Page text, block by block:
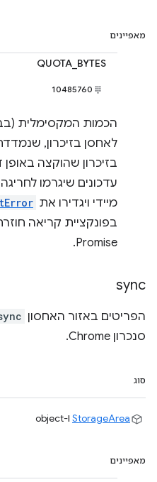
מאפיינים
QUOTA_BYTES
10485760
הכמות המקסימלית
לאחסן בזיכרון,
בזיכרון שהוקצה
עדכונים שיגרמו
מיידי ויגדירו את
בפונקציית קריאה
Promise.
sync
הפריטים באזור האחסון
סנכרון Chrome.
סוג
StorageArea ו-object
מאפיינים